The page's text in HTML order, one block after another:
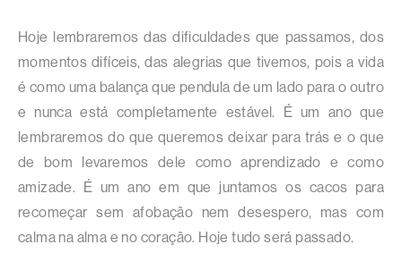
Hoje lembraremos das dificuldades que passamos, dos
momentos difíceis, das alegrias que tivemos, pois a vida
é como uma balança que pendula de um lado para o outro
e nunca está completamente estável. É um ano que
lembraremos do que queremos deixar para trás e o que
de bom levaremos dele como aprendizado e como
amizade. É um ano em que juntamos os cacos para
recomeçar sem afobação nem desespero, mas com
calma na alma e no coração. Hoje tudo será passado.